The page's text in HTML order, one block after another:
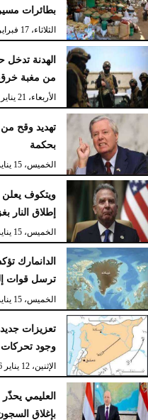
بطائرات
الثلاثاء، 17 فبراير 2026
الهدنة تدخل
من مغبة
الأربعاء، 21 يناير 2026
تهديد وقح من
بحكمة
الخميس، 15 يناير 2026
ويتكوف يعلن
إطلاق النار
الخميس، 15 يناير 2026
الدانمارك
ترسل قوات
الخميس، 15 يناير 2026
تعزيزات
وجود
الإثنين، 12 يناير 2026
العليمي
بإغلاق